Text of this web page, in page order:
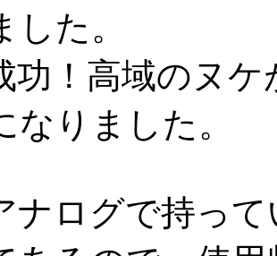
した。
功！高域のヌ
なりました。
ナログで持っ